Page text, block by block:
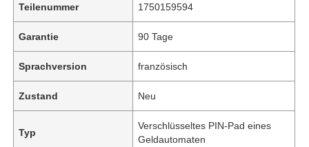
Teilenummer 1750159594
Garantie 90 Tage
Sprachversion französisch
Zustand Neu
Typ
Verschlüsseltes PIN-Pad eines
Geldautomaten